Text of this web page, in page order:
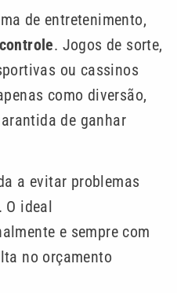
de entretenimento,
. Jogos de sorte,
ou cassinos
como diversão,
de ganhar
a evitar problemas
ideal
e sempre com
no orçamento